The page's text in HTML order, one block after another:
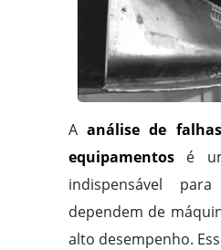
Aanálise de
equipamentosé
indispensável
dependem de
alto desempenho.